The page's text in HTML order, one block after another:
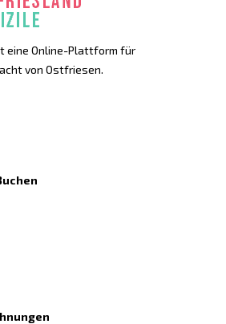
eine Online-Plattform für
von Ostfriesen.